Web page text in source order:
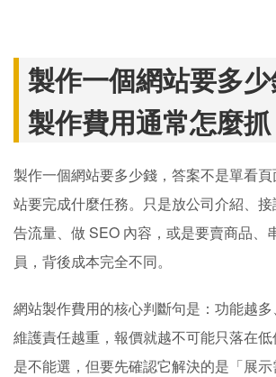
製作一個網站要多
製作費用通常怎麼抓
製作一個網站要多少錢，答案不是單看
站要完成什麼任務。只是放公司介紹、
告流量、做 SEO 內容，或是要賣商品、
員，背後成本完全不同。
網站製作費用的核心判斷句是：功能越
維護責任越重，報價就越不可能只落在
是不能選，但要先確認它解決的是「展